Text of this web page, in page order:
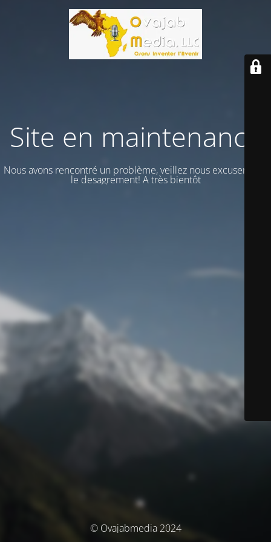
Site en maintenance
Nous avons rencontré un problème, veillez nous excuser vour
le desagrement! A très bientôt
© Ovajabmedia 2024